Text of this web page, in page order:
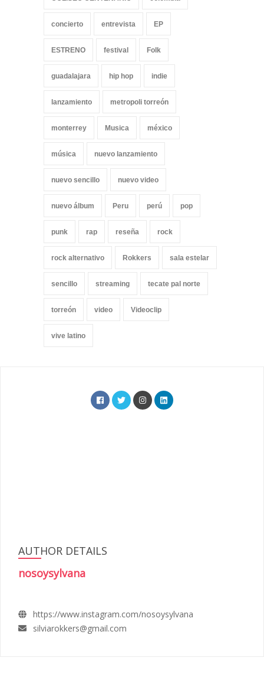
concierto entrevista EP
ESTRENO festival Folk
guadalajara hip hop indie
lanzamiento metropoli torreón
monterrey Musica méxico
música nuevo lanzamiento
nuevo sencillo nuevo video
nuevo álbum Peru perú pop
punk rap reseña rock
rock alternativo Rokkers sala estelar
sencillo streaming tecate pal norte
torreón video Videoclip
vive latino
AUTHOR DETAILS
nosoysylvana
https://www.instagram.com/nosoysylvana
silviarokkers@gmail.com